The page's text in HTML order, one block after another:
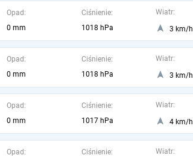
Opad:
0 mm
Ciśnienie:
1018 hPa
Wiatr:
3 km/h
Opad:
0 mm
Ciśnienie:
1018 hPa
Wiatr:
3 km/h
Opad:
0 mm
Ciśnienie:
1017 hPa
Wiatr:
4 km/h
Opad:
Ciśnienie:
Wiatr: